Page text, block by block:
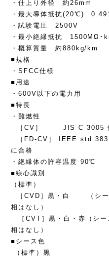
・仕上り外径 約26mm
・最大導体抵抗(20℃)
・試験電圧 2500V
・最小絶縁抵抗 1500MΩ･
・概算質量 約880kg/km
■規格
・SFCC仕様
■用途
・600V以下の電力用
■特長
・難燃性
［CV］ JIS C 3005 傾
［FD-CV］ IEEE std.383
に合格
・絶縁体の許容温度 90℃
■線心識別
（標準）
［CVD］黒・白 （シー
相はなし）
［CVT］黒・白・赤（シー
相はなし）
■シース色
（標準）黒